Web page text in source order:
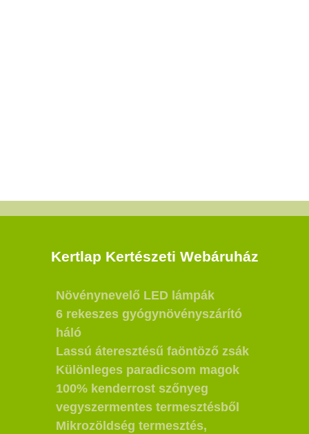
Kertlap Kertészeti Webáruház
Növénynevelő LED lámpák
6 rekeszes gyógynövényszárító
háló
Lassú áteresztésű faöntöző zsák
Különleges paradicsom magok
100% kenderrost szőnyeg
vegyszermentes termesztésből
Mikrozöldség termesztés,